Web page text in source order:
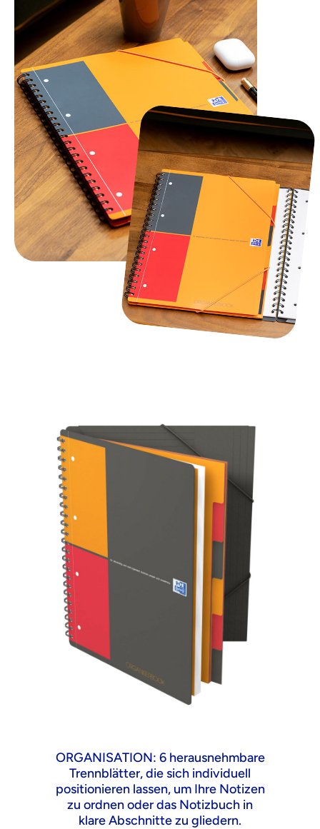
ORGANISATION: 6 herausnehmbare
Trennblätter, die sich individuell
positionieren lassen, um Ihre Notizen
zu ordnen oder das Notizbuch in
klare Abschnitte zu gliedern.